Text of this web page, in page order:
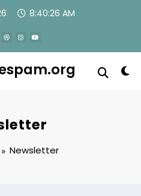
8:40:26 AM
Newsletter